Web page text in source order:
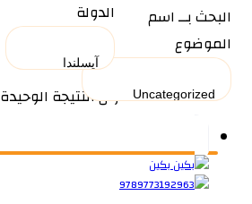
البحث بــ اسم
الموضوع
الدولة
عرض النتيجة الوحيدة